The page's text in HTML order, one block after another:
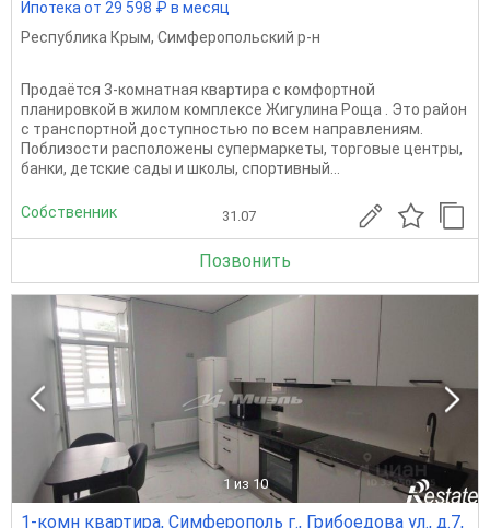
Ипотека от 29 598 ₽ в месяц
Республика Крым, Симферопольский р-н
Продаётся 3-комнатная квартира с комфортной
планировкой в жилом комплексе Жигулина Роща . Это район
с транспортной доступностью по всем направлениям.
Поблизости расположены супермаркеты, торговые центры,
банки, детские сады и школы, спортивный...
Собственник 31.07
Позвонить
1 из 10
1-комн квартира, Симферополь г., Грибоедова ул., д.7,